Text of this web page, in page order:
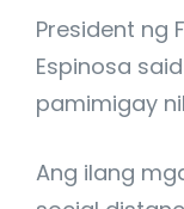
President ng
Espinosa
pamimigay
Ang ilang